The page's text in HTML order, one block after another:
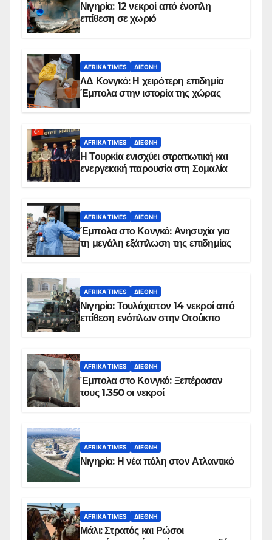
Νιγηρία: 12 νεκροί από ένοπλη
επίθεση σε χωριό
AFRIKA TIMES ΔΙΕΘΝΉ
ΛΔ Κονγκό: Η χειρότερη επιδημία
Έμπολα στην ιστορία της χώρας
AFRIKA TIMES ΔΙΕΘΝΉ
Η Τουρκία ενισχύει στρατιωτική και
ενεργειακή παρουσία στη Σομαλία
AFRIKA TIMES ΔΙΕΘΝΉ
Έμπολα στο Κονγκό: Ανησυχία για
τη μεγάλη εξάπλωση της επιδημίας
AFRIKA TIMES ΔΙΕΘΝΉ
Νιγηρία: Τουλάχιστον 14 νεκροί από
επίθεση ενόπλων στην Οτούκπο
AFRIKA TIMES ΔΙΕΘΝΉ
Έμπολα στο Κονγκό: Ξεπέρασαν
τους 1.350 οι νεκροί
AFRIKA TIMES ΔΙΕΘΝΉ
Νιγηρία: Η νέα πόλη στον Ατλαντικό
AFRIKA TIMES ΔΙΕΘΝΉ
Μάλι: Στρατός και Ρώσοι